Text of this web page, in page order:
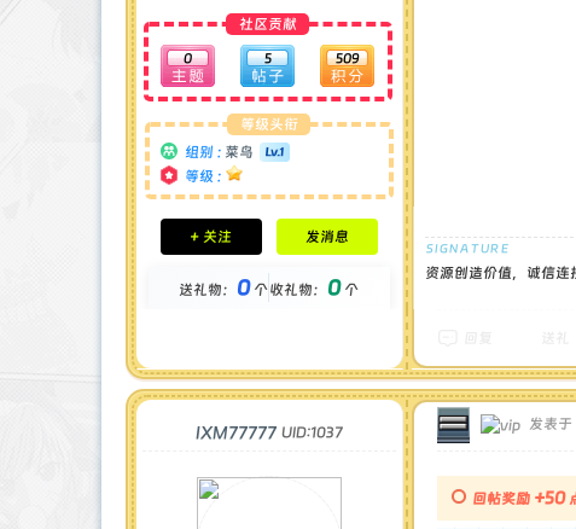
社区贡献
0 5 509
等级头衔
组别 : 菜鸟
等级 :
积分成就
钻石 : 0 颗
金币 : 0 枚
+ 关注 发消息
送礼物： 0个收礼物： 0个
资源创造价值，诚信连
IXM77777 UID:1037 发表
回帖奖励 +50